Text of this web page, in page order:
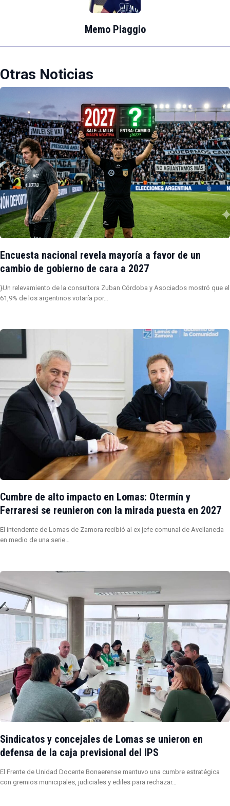
Memo Piaggio
Otras Noticias
Encuesta nacional revela mayoría a favor de un
cambio de gobierno de cara a 2027
}Un relevamiento de la consultora Zuban Córdoba y Asociados mostró que el
61,9% de los argentinos votaría por…
Cumbre de alto impacto en Lomas: Otermín y
Ferraresi se reunieron con la mirada puesta en 2027
El intendente de Lomas de Zamora recibió al ex jefe comunal de Avellaneda
en medio de una serie…
Sindicatos y concejales de Lomas se unieron en
defensa de la caja previsional del IPS
El Frente de Unidad Docente Bonaerense mantuvo una cumbre estratégica
con gremios municipales, judiciales y ediles para rechazar…